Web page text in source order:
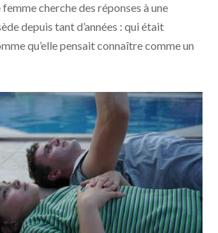
femme cherche des réponses à une
depuis tant d’années : qui était
qu’elle pensait connaître comme un